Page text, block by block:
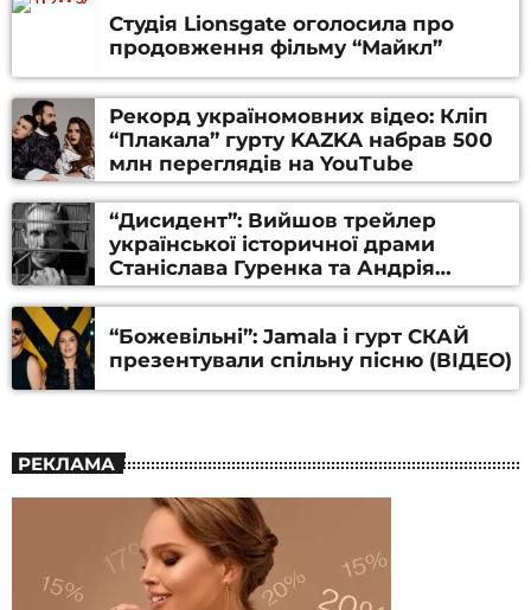
Студія Lionsgate оголосила про
продовження фільму “Майкл”
Рекорд україномовних відео: Кліп
“Плакала” гурту KAZKA набрав 500
млн переглядів на YouTube
“Дисидент”: Вийшов трейлер
української історичної драми
Станіслава Гуренка та Андрія
Алфьорова (ВІДЕО)
“Божевільні”: Jamala і гурт СКАЙ
презентували спільну пісню (ВІДЕО)
РЕКЛАМА